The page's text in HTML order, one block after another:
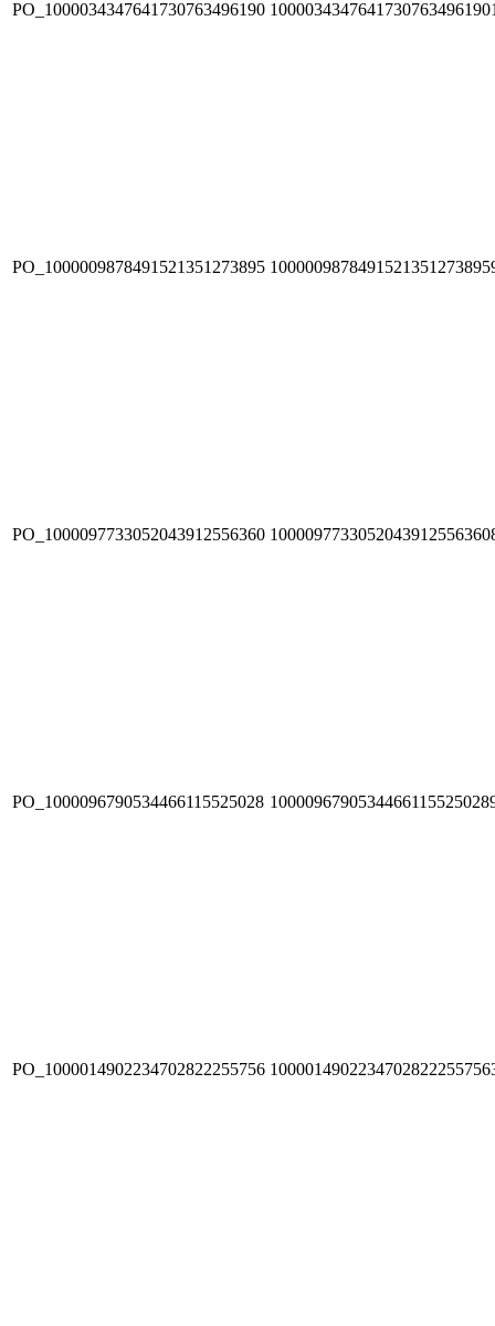
PO_1000034347641730763496190
PO_1000009878491521351273895
PO_1000097733052043912556360
PO_1000096790534466115525028
PO_1000014902234702822255756